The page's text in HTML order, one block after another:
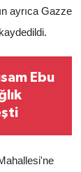
ayrıca Gazze
Ebu